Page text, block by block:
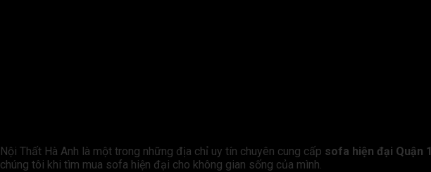
Nội Thất Hà Anh là một trong những địa chỉ uy tín chuyên cung cấp sofa hiện đại Quận 1
chúng tôi khi tìm mua sofa hiện đại cho không gian sống của mình.